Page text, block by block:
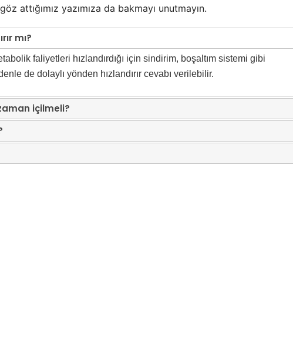
attığımız yazımıza da bakmayı unutmayın.
mı?
faliyetleri hızlandırdığı için sindirim, boşaltım sistemi gibi
de dolaylı yönden hızlandırır cevabı verilebilir.
içilmeli?